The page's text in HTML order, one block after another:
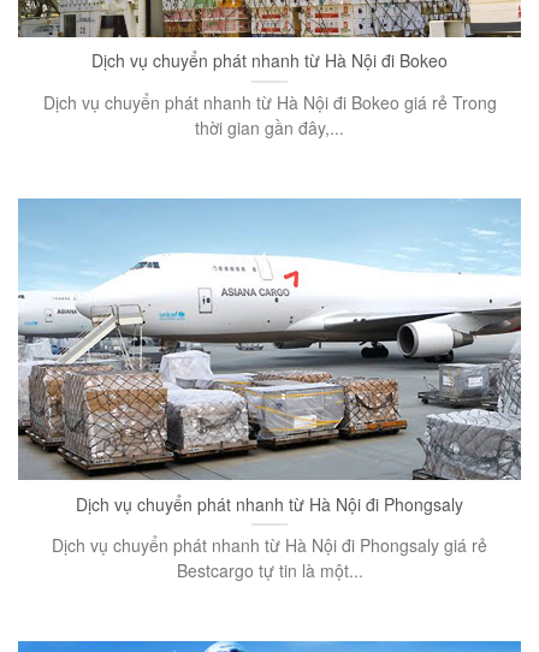
Dịch vụ chuyển phát nhanh từ Hà Nội đi Bokeo
Dịch vụ chuyển phát nhanh từ Hà Nội đi Bokeo giá rẻ Trong
thời gian gần đây,...
Dịch vụ chuyển phát nhanh từ Hà Nội đi Phongsaly
Dịch vụ chuyển phát nhanh từ Hà Nội đi Phongsaly giá rẻ
Bestcargo tự tin là một...